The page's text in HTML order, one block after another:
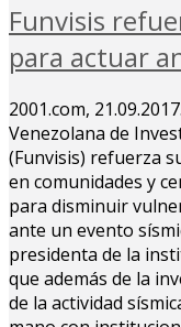
Funvisis
para actuar
2001.com,
Venezolana de
(Funvisis) refuerza
en comunidades y
para disminuir
ante un evento
presidenta de la
que además de la
de la actividad